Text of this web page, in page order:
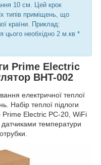
10 см. Цей крок
типів приміщень, що
країни. Приклад:
цього необхідно 2 м.кв *
Prime Electric
BHT-002
електричної теплої
Набір теплої підлоги
Prime Electric PC-20, WiFi
температури